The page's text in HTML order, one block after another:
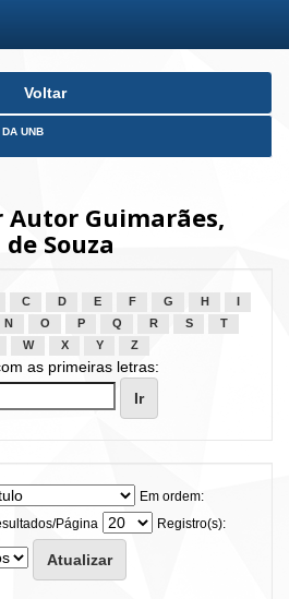
Voltar
UNB
Autor Guimarães,
Souza
C D E F G H
N O P Q R S
T
W X Y Z
as primeiras letras:
Em ordem:
Página
Registro(s):